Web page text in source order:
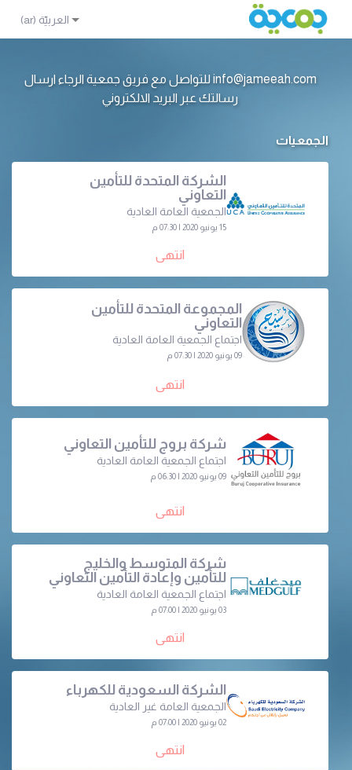
info@jameeah.com للتواصل مع فريق جمعية الرجاء ارسال
رسالتك عبر البريد الالكتروني
الجمعيات
الشركة المتحدة للتأمين
التعاوني
الجمعية العامة العادية
15 يونيو 2020 | 07:30 م
انتهى
المجموعة المتحدة للتأمين
التعاوني
اجتماع الجمعية العامة العادية
09 يونيو 2020 | 07:30 م
انتهى
شركة بروج للتأمين التعاوني
اجتماع الجمعية العامة العادية
09 يونيو 2020 | 06:30 م
انتهى
شركة المتوسط والخليج
للتأمين وإعادة التأمين التعاوني
اجتماع الجمعية العامة العادية
03 يونيو 2020 | 07:00 م
انتهى
الشركة السعودية للكهرباء
الجمعية العامة غير العادية
02 يونيو 2020 | 07:00 م
انتهى